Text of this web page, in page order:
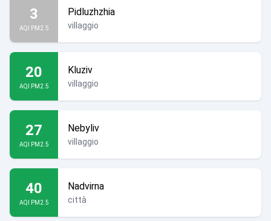
3
AQI PM2.5
Pidluzhzhia
villaggio
20
AQI PM2.5
Kluziv
villaggio
27
AQI PM2.5
Nebyliv
villaggio
40
AQI PM2.5
Nadvirna
città